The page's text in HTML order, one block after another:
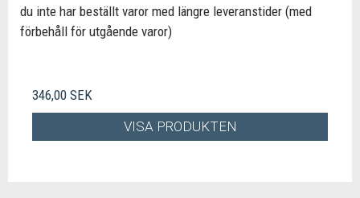
du inte har beställt varor med längre leveranstider (med
förbehåll för utgående varor)
346,00 SEK
VISA PRODUKTEN